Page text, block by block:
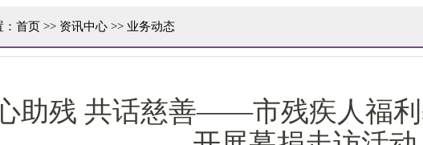
首页 >> 资讯中心 >> 业务动态
助残 共话慈善——市残疾人福利